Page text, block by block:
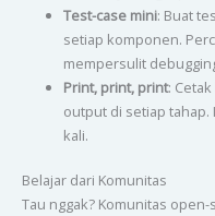
Test-case mini: Buat
setiap komponen.
mempersulit
Print, print, print:
output di setiap tahap.
kali.
Belajar dari Komunitas
Tau nggak? Komunitas